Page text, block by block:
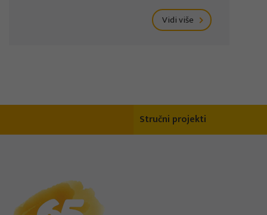
Vidi više
Stručni projekti